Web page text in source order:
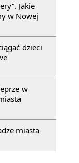
Jakie
w Nowej
dzieci
w
miasta